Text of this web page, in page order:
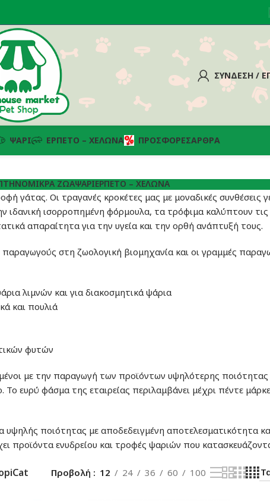
ΣΎΝΔΕΣΗ /
ΨΆΡΙ ΕΡΠΕΤΌ – ΧΕΛΏΝΑ ΠΡΟΣΦΟΡΈΣΆΡΘΡΑ
ΜΙΚΡΆ ΖΏΑΨΆΡΙΕΡΠΕΤΌ – ΧΕΛΏΝΑ
γάτας. Οι τραγανές κροκέτες μας με μοναδικές συνθέσεις
ιδανική ισορροπημένη φόρμουλα, τα τρόφιμα καλύπτουν
απαραίτητα για την υγεία και την ορθή ανάπτυξή τους.
στη ζωολογική βιομηχανία και οι γραμμές
λιμνών και για διακοσμητικά ψάρια
και πουλιά
φυτών
με την παραγωγή των προϊόντων υψηλότερης ποιότητας
ευρύ φάσμα της εταιρείας περιλαμβάνει μέχρι πέντε
υψηλής ποιότητας με αποδεδειγμένη αποτελεσματικότητα
προϊόντα ενυδρείου και τροφές ψαριών που
Προβολή 12 24 36 60 100